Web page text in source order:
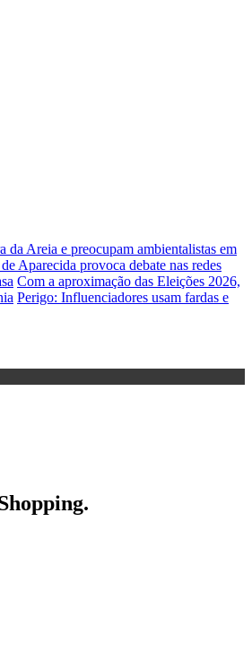
Areia e preocupam ambientalistas em
Aparecida provoca debate nas redes
Com a aproximação das Eleições 2026,
Perigo: Influenciadores usam fardas e